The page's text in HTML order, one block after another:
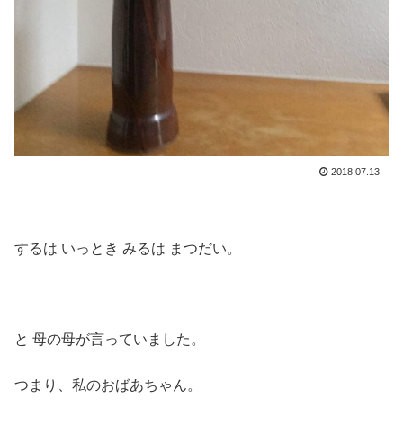
2018.07.13
するは いっとき みるは まつだい。
と 母の母が言っていました。
つまり、私のおばあちゃん。